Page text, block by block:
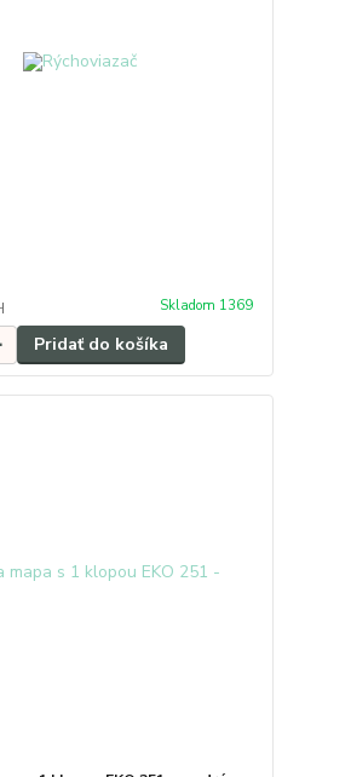
Skladom 1369
Pridať do košíka